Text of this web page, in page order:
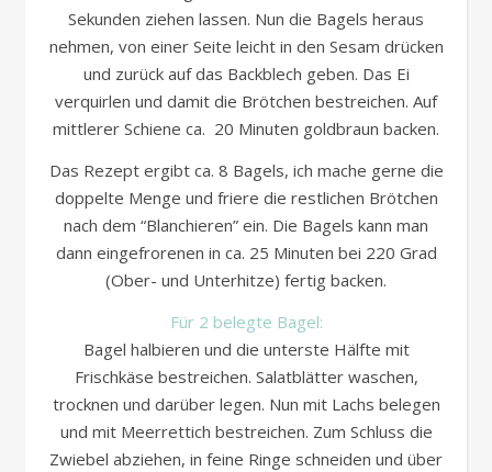
Sekunden ziehen lassen. Nun die Bagels heraus
nehmen, von einer Seite leicht in den Sesam drücken
und zurück auf das Backblech geben. Das Ei
verquirlen und damit die Brötchen bestreichen. Auf
mittlerer Schiene ca. 20 Minuten goldbraun backen.
Das Rezept ergibt ca. 8 Bagels, ich mache gerne die
doppelte Menge und friere die restlichen Brötchen
nach dem “Blanchieren” ein. Die Bagels kann man
dann eingefrorenen in ca. 25 Minuten bei 220 Grad
(Ober- und Unterhitze) fertig backen.
Für 2 belegte Bagel:
Bagel halbieren und die unterste Hälfte mit
Frischkäse bestreichen. Salatblätter waschen,
trocknen und darüber legen. Nun mit Lachs belegen
und mit Meerrettich bestreichen. Zum Schluss die
Zwiebel abziehen, in feine Ringe schneiden und über